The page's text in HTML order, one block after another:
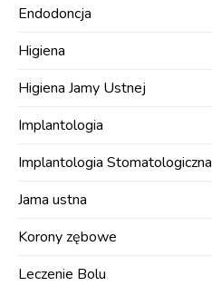
Endodoncja
Higiena
Higiena Jamy Ustnej
Implantologia
Implantologia Stomatologiczna
Jama ustna
Korony zębowe
Leczenie Bolu